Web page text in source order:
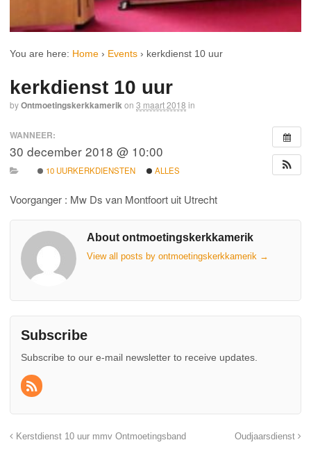
You are here: Home › Events › kerkdienst 10 uur
kerkdienst 10 uur
byOntmoetingskerkkamerikon 3 maart 2018 in
WANNEER:
30 december 2018 @ 10:00
10 UURKERKDIENSTEN ALLES
Voorganger : Mw Ds van Montfoort uit Utrecht
About ontmoetingskerkkamerik
View all posts by ontmoetingskerkkamerik →
Subscribe
Subscribe to our e-mail newsletter to receive updates.
Kerstdienst 10 uur mmv Ontmoetingsband Oudjaarsdienst